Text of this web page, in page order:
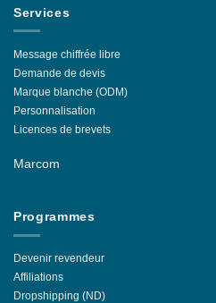
Services
Message chiffrée libre
Demande de devis
Marque blanche (ODM)
Personnalisation
Licences de brevets
Marcom
Programmes
Devenir revendeur
Affiliations
Dropshipping (ND)